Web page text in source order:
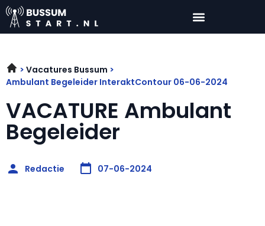
Vacatures Bussum
Ambulant Begeleider InteraktContour 06-06-2024
VACATURE Ambulant
Begeleider
Redactie 07-06-2024